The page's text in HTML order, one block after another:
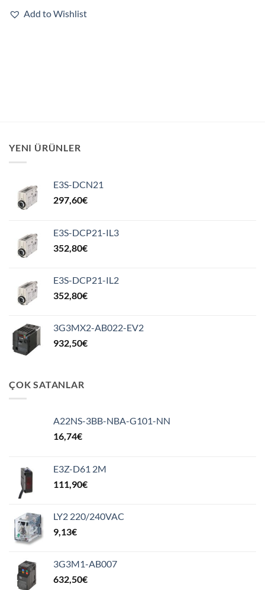
Add to Wishlist
YENI ÜRÜNLER
E3S-DCN21
297,60€
E3S-DCP21-IL3
352,80€
E3S-DCP21-IL2
352,80€
3G3MX2-AB022-EV2
932,50€
ÇOK SATANLAR
A22NS-3BB-NBA-G101-NN
16,74€
E3Z-D61 2M
111,90€
LY2 220/240VAC
9,13€
3G3M1-AB007
632,50€